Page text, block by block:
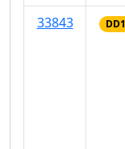
33843
DD1